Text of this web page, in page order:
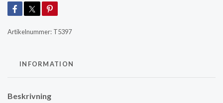
Artikelnummer: T5397
INFORMATION
Beskrivning